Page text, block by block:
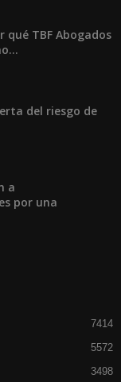
TBF Abogados
del riesgo de
a
por una
7414
5572
3498